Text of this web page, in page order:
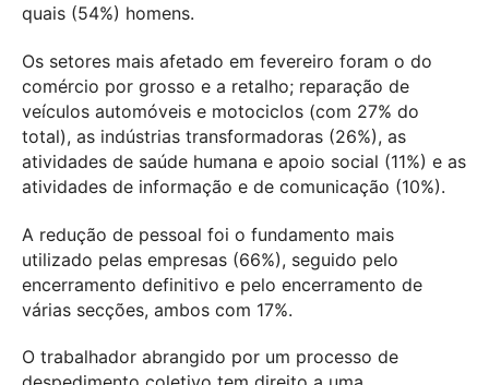
quais (54%) homens.
Os setores mais afetado em fevereiro foram o do
comércio por grosso e a retalho; reparação de
veículos automóveis e motociclos (com 27% do
total), as indústrias transformadoras (26%), as
atividades de saúde humana e apoio social (11%) e as
atividades de informação e de comunicação (10%).
A redução de pessoal foi o fundamento mais
utilizado pelas empresas (66%), seguido pelo
encerramento definitivo e pelo encerramento de
várias secções, ambos com 17%.
O trabalhador abrangido por um processo de